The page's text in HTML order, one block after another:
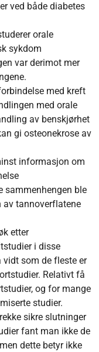
ved både diabetes
orale
sykdom
var derimot mer
med kreft
med orale
av benskjørhet
gi osteonekrose av
informasjon om
sammenhengen ble
av tannoverflatene
etter
i disse
som de fleste er
Relativt få
og for mange
studier.
sikre slutninger
fant man ikke de
dette betyr ikke